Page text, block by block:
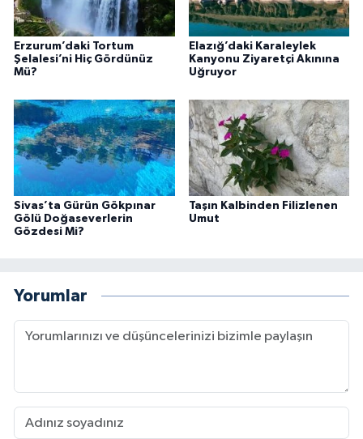
Erzurum’daki Tortum
Şelalesi’ni Hiç Gördünüz
Mü?
Elazığ’daki Karaleylek
Kanyonu Ziyaretçi Akınına
Uğruyor
Sivas’ta Gürün Gökpınar
Gölü Doğaseverlerin
Gözdesi Mi?
Taşın Kalbinden Filizlenen
Umut
Yorumlar